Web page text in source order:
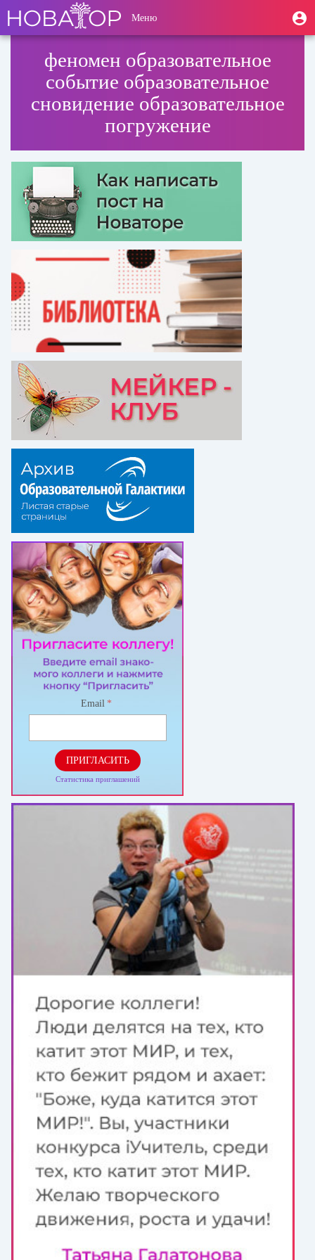
основному
содержанию
User
account
Меню
феномен образовательное
событие образовательное
сновидение образовательное
погружение
Email *
ПРИГЛАСИТЬ
Статистика приглашений